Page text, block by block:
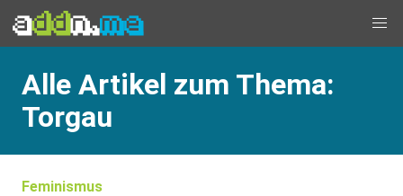
Alle Artikel zum Thema:
Torgau
Feminismus